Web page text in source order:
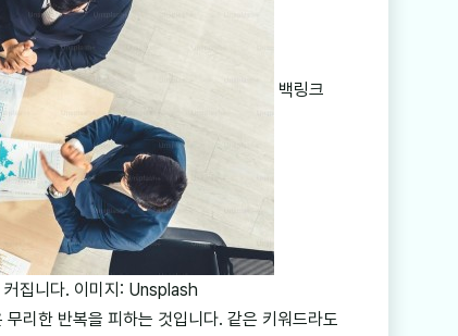
백링크
집니다. 이미지: Unsplash
리한 반복을 피하는 것입니다. 같은 키워드라도